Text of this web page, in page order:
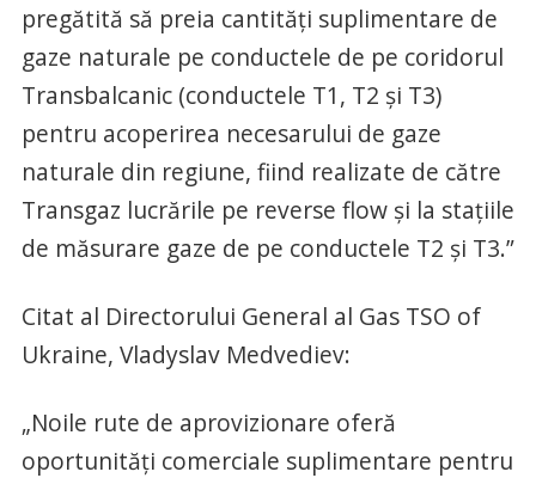
pregătită să preia cantități suplimentare de
gaze naturale pe conductele de pe coridorul
Transbalcanic (conductele T1, T2 și T3)
pentru acoperirea necesarului de gaze
naturale din regiune, fiind realizate de către
Transgaz lucrările pe reverse flow și la stațiile
de măsurare gaze de pe conductele T2 și T3.”
Citat al Directorului General al Gas TSO of
Ukraine, Vladyslav Medvediev:
„Noile rute de aprovizionare oferă
oportunități comerciale suplimentare pentru